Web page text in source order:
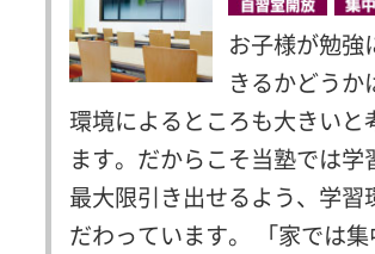
お子様が勉強
きるかどうか
環境によるところも大きいと
ます。だからこそ当塾では学
最大限引き出せるよう、学習
だわっています。
「家では